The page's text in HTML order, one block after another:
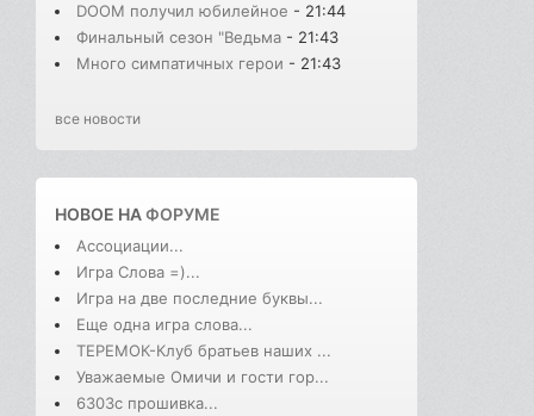
DOOM получил юбилейное - 21:44
Финальный сезон "Ведьма - 21:43
Много симпатичных герои - 21:43
все новости
НОВОЕ НАФОРУМЕ
Ассоциации...
Игра Слова =)...
Игра на две последние буквы...
Еще одна игра слова...
ТЕРЕМОК-Клуб братьев наших ...
Уважаемые Омичи и гости гор...
6303с прошивка...